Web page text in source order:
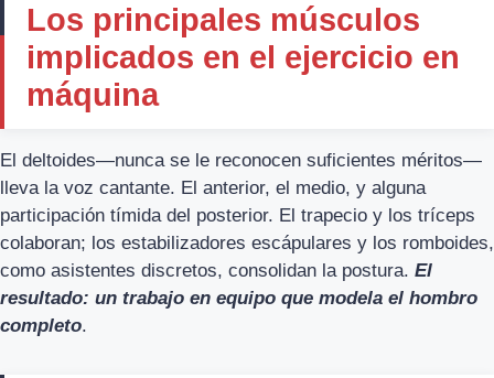
Los principales músculos
implicados en el ejercicio en
máquina
El deltoides—nunca se le reconocen suficientes méritos—
lleva la voz cantante. El anterior, el medio, y alguna
participación tímida del posterior. El trapecio y los tríceps
colaboran; los estabilizadores escápulares y los romboides,
como asistentes discretos, consolidan la postura. El
resultado: un trabajo en equipo que modela el hombro
completo.